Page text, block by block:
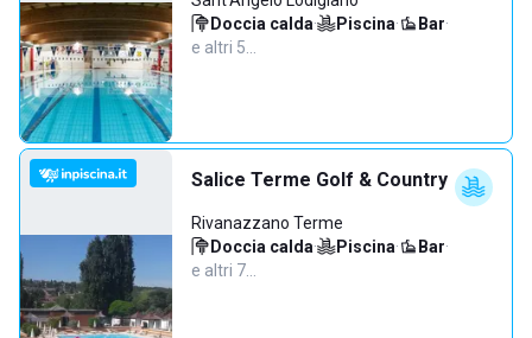
Doccia calda· Piscina· Bar·
e altri 5…
Salice Terme Golf & Country
Rivanazzano Terme
Doccia calda· Piscina· Bar·
e altri 7…